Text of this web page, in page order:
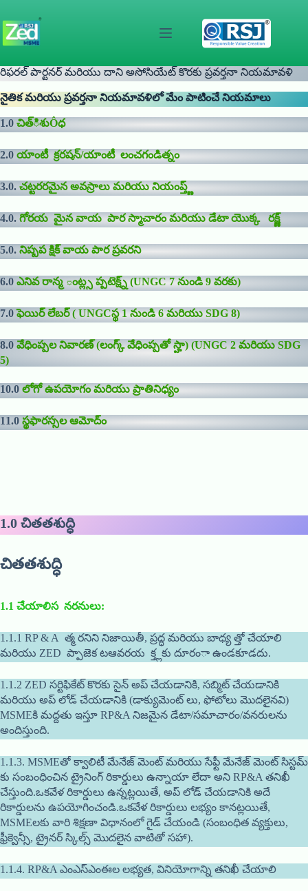
content
రిఫరల్ పార్టనర్ మరియు దాని అసోసియేట్ కొరకు ప్రవర్తనా నియమావళి
నైతిక మరియు ప్రవర్తనా నియమావళిలో మేం పాటించే నియమాలు
1.0 చిత్ిశుÔధ
2.0 యాంటీ క్రరషన్/యాంటీ లంచగండిత్నం
3.0. చట్టరరమైన అవస్రాలు మరియు నియంప్త్ణ్
4.0. గోరయ మైన వాయ పార స్మాచారం మరియు డేటా యొక్క రక్ష్ణ్
5.0. నిష్పప క్షిక్ వాయ పార ప్రవరని
6.0 ఎనివ రాన్మ ంట్ల్స ప్పటెక్ష్న్ (UNGC 7 నుండి 9 వరకు)
7.0 ఫెయిర్ లేబర్ ( UNGCస్థ 1 నుండి 6 మరియు SDG 8)
8.0 వేధింప్పల నివారణ్ (లంగ్క్ వేధింప్పతో స్హా) (UNGC 2 మరియు SDG
5)
10.0 లోగో ఉపయోగం మరియు ప్రాతినిధ్యం
11.0 స్థఫారస్సల ఆమోద్ం
1.0 చితతశుద్ధి
చితతశుద్ధి
1.1 చేయాలిస నరనులు:
1.1.1 RP & A త్మ రనిని నిజాయితీ, ప్రద్ధ మరియు బాధ్య త్తో చేయాలి
మరియు ZED ప్పాజెక టఆవరయ క్త్లకు దూరంా ఉండకూడదు.
1.1.2 ZED సర్టిఫికేట్ కొరకు సైన్ అప్ చేయడానికి, సబ్మిట్ చేయడానికి
మరియు అప్ లోడ్ చేయడానికి (డాక్యుమెంట్ లు, ఫోటోలు మొదలైనవి)
MSMEకి మద్దతు ఇస్తూ RP&A నిజమైన డేటా/సమాచారం/వనరులను
అందిస్తుంది.
1.1.3. MSMEతో క్వాలిటీ మేనేజ్ మెంట్ మరియు సేఫ్టీ మేనేజ్ మెంట్ సిస్టమ్
కు సంబంధించిన ట్రైనింగ్ రికార్డులు ఉన్నాయా లేదా అని RP&A తనిఖీ
చేస్తుంది.ఒకవేళ రికార్డులు ఉన్నట్లయితే, అప్ లోడ్ చేయడానికి అదే
రికార్డులను ఉపయోగించండి.ఒకవేళ రికార్డులు లభ్యం కానట్లయితే,
MSMEలకు వారి శిక్షణా విధానంలో గైడ్ చేయండి (సంబంధిత వ్యక్తులు,
ఫ్రీక్వెన్సీ, ట్రైనర్ స్కిల్స్ మొదలైన వాటితో సహా).
1.1.4. RP&A ఎంఎస్ఎంఈల లభ్యత, వినియోగాన్ని తనిఖీ చేయాలి